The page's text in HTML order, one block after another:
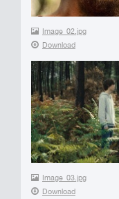
Image_02.jpg
Download
Image_03.jpg
Download